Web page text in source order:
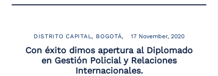
DISTRITO CAPITAL BOGOTÁ 17 November, 2020
Con éxito dimos apertura al Diplomado
en Gestión Policial y Relaciones
Internacionales.